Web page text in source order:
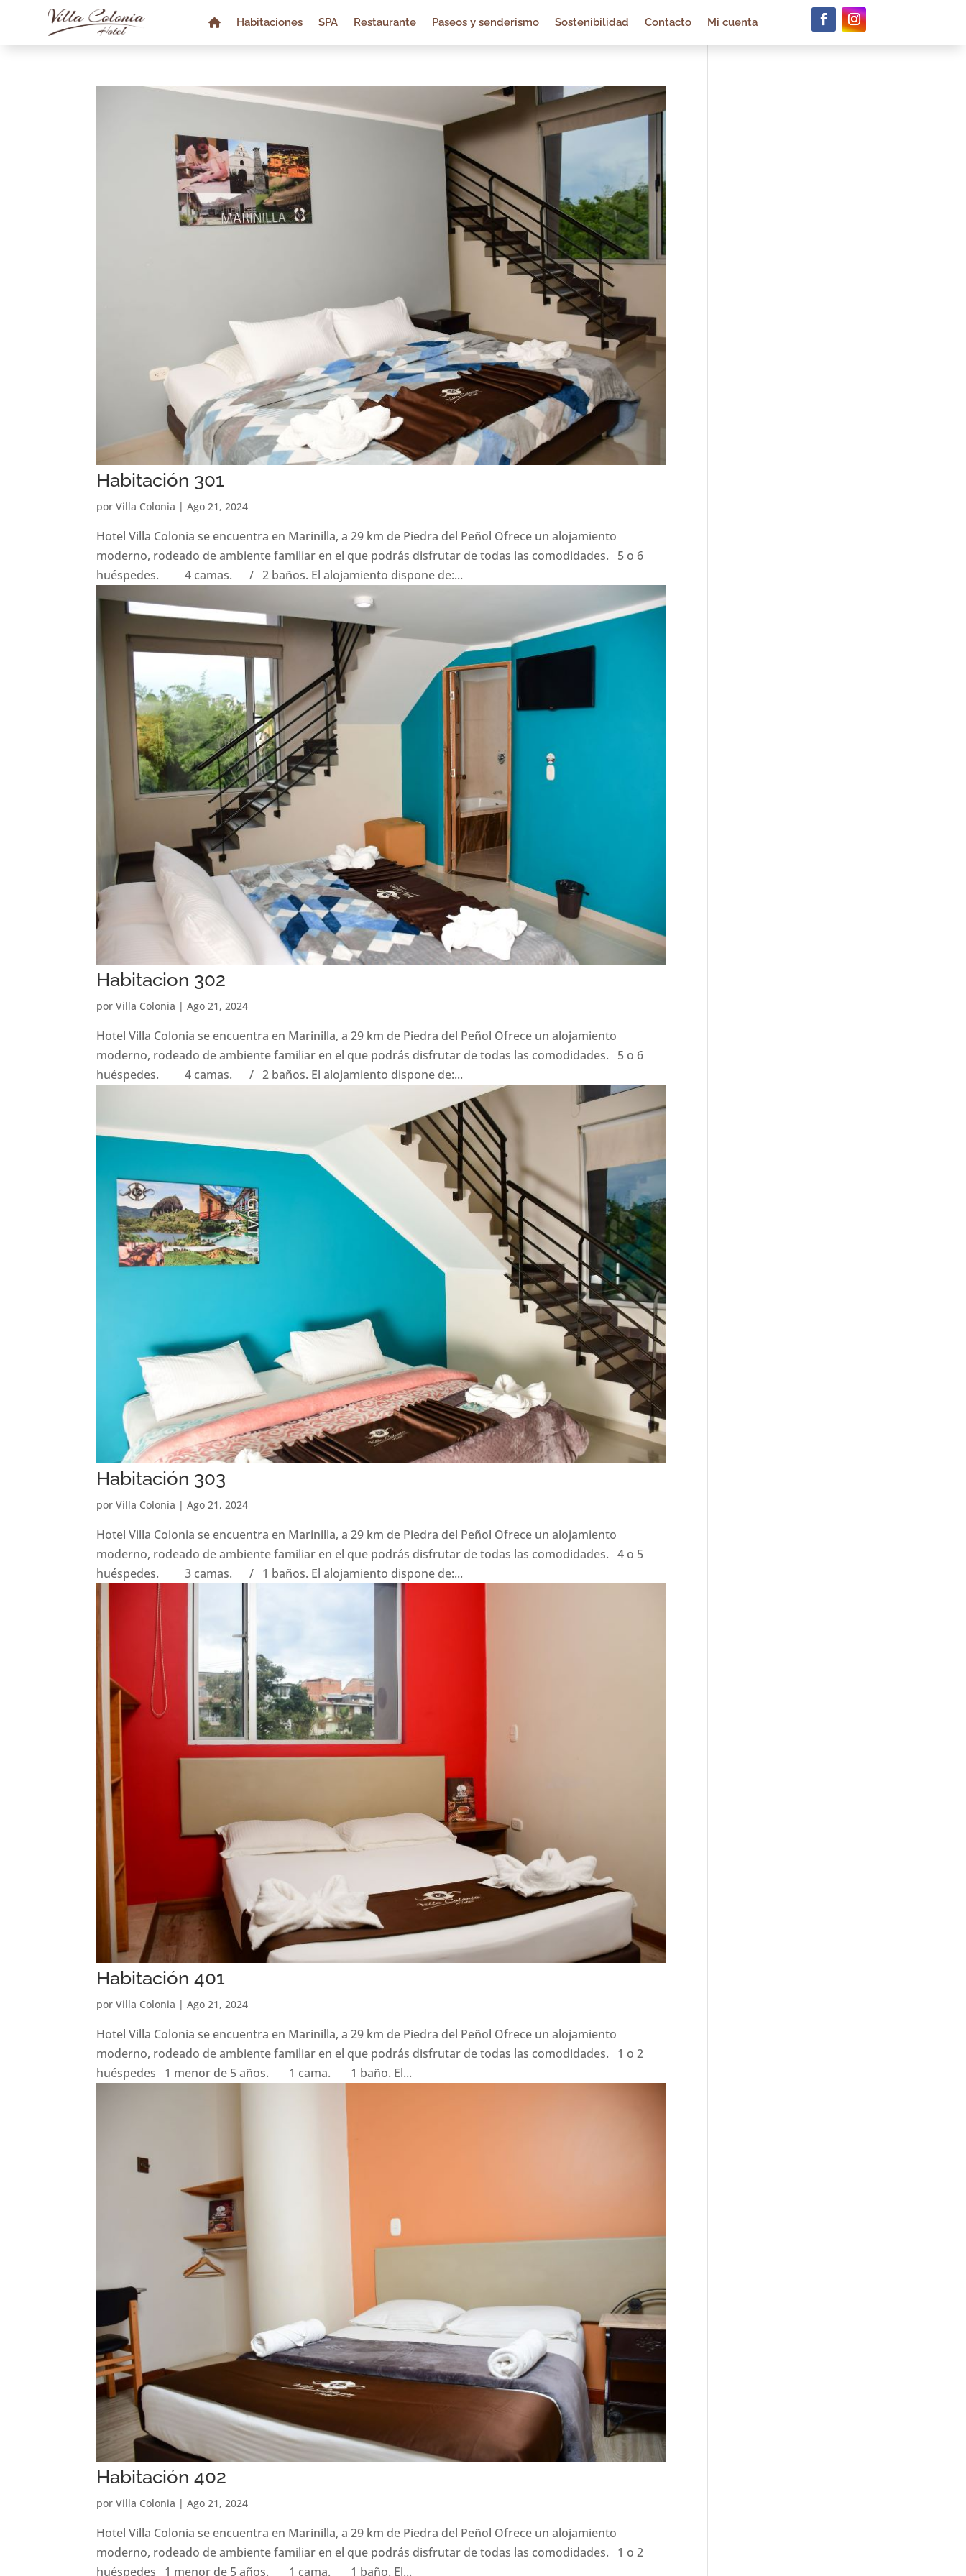
Habitaciones SPA Restaurante Paseos y senderismo Sostenibilidad Contacto Mi cuenta
Habitación 301
porVilla Colonia |Ago 21, 2024
Hotel Villa Colonia se encuentra en Marinilla, a 29 km de Piedra del Peñol Ofrece un alojamiento
moderno, rodeado de ambiente familiar en el que podrás disfrutar de todas las comodidades. 5 o 6
huéspedes. 4 camas. / 2 baños. El alojamiento dispone de:...
Habitacion 302
porVilla Colonia |Ago 21, 2024
Hotel Villa Colonia se encuentra en Marinilla, a 29 km de Piedra del Peñol Ofrece un alojamiento
moderno, rodeado de ambiente familiar en el que podrás disfrutar de todas las comodidades. 5 o 6
huéspedes. 4 camas. / 2 baños. El alojamiento dispone de:...
Habitación 303
porVilla Colonia |Ago 21, 2024
Hotel Villa Colonia se encuentra en Marinilla, a 29 km de Piedra del Peñol Ofrece un alojamiento
moderno, rodeado de ambiente familiar en el que podrás disfrutar de todas las comodidades. 4 o 5
huéspedes. 3 camas. / 1 baños. El alojamiento dispone de:...
Habitación 401
porVilla Colonia |Ago 21, 2024
Hotel Villa Colonia se encuentra en Marinilla, a 29 km de Piedra del Peñol Ofrece un alojamiento
moderno, rodeado de ambiente familiar en el que podrás disfrutar de todas las comodidades. 1 o 2
huéspedes 1 menor de 5 años. 1 cama. 1 baño. El...
Habitación 402
porVilla Colonia |Ago 21, 2024
Hotel Villa Colonia se encuentra en Marinilla, a 29 km de Piedra del Peñol Ofrece un alojamiento
moderno, rodeado de ambiente familiar en el que podrás disfrutar de todas las comodidades. 1 o 2
huéspedes 1 menor de 5 años. 1 cama. 1 baño. El...